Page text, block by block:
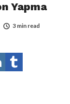
Yapma
3 min read